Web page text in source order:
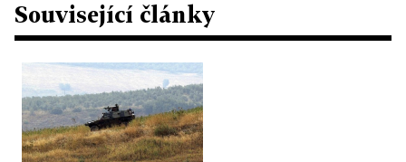
Související články